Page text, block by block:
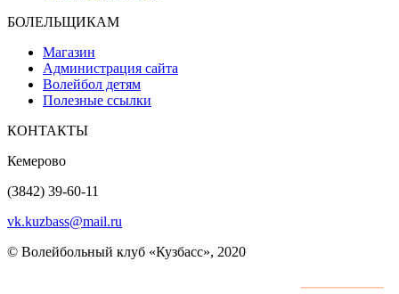
БОЛЕЛЬЩИКАМ
Магазин
Администрация сайта
Волейбол детям
Полезные ссылки
КОНТАКТЫ
Кемерово
(3842) 39-60-11
vk.kuzbass@mail.ru
© Волейбольный клуб «Кузбасс», 2020